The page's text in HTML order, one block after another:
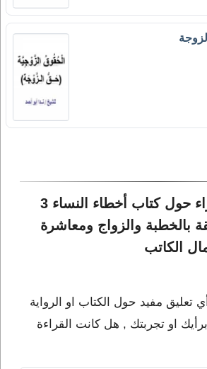
بالخطبة والزواج ومعاشرة
الكاتب
تعليق مفيد حول الكتاب او الرواية
او تجربتك , هل كانت القراءة